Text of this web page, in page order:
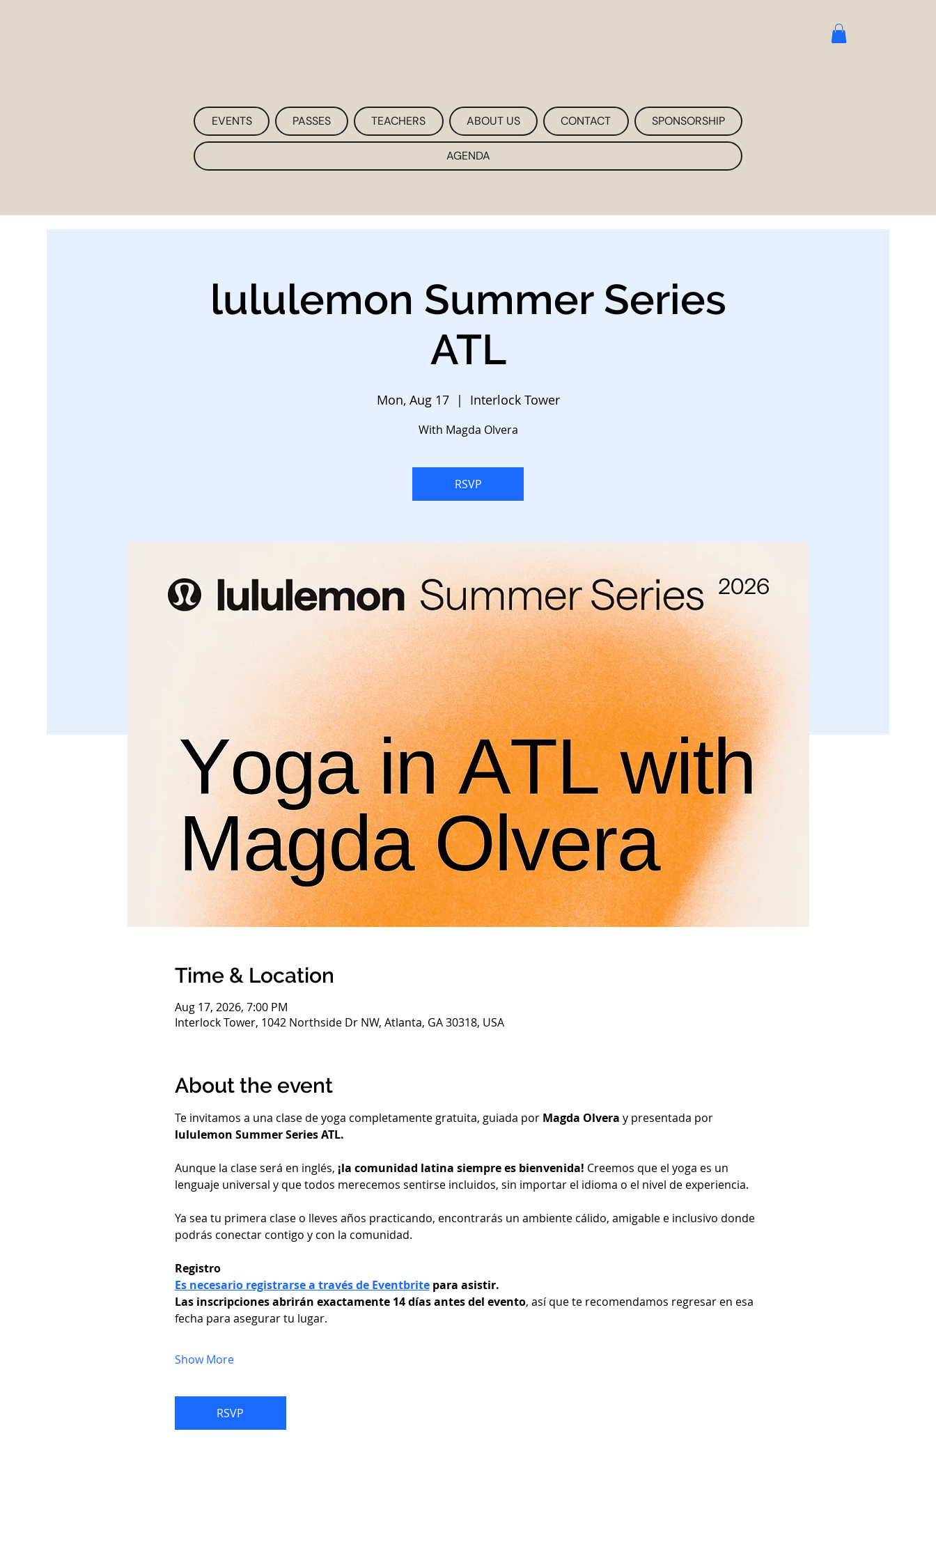
EVENTS PASSES TEACHERS ABOUT US CONTACT SPONSORSHIP
AGENDA
lululemon Summer Series
ATL
Mon, Aug 17
  |
Interlock Tower
With Magda Olvera
RSVP
Time & Location
Aug 17, 2026, 7:00 PM
Interlock Tower, 1042 Northside Dr NW, Atlanta, GA 30318, USA
About the event
Te invitamos a una clase de yoga completamente gratuita, guiada por Magda Olvera y presentada por
lululemon Summer Series ATL.
Aunque la clase será en inglés, ¡la comunidad latina siempre es bienvenida! Creemos que el yoga es un
lenguaje universal y que todos merecemos sentirse incluidos, sin importar el idioma o el nivel de experiencia.
Ya sea tu primera clase o lleves años practicando, encontrarás un ambiente cálido, amigable e inclusivo donde
podrás conectar contigo y con la comunidad.
Registro
Es necesario registrarse a través de Eventbrite para asistir.
Las inscripciones abrirán exactamente 14 días antes del evento, así que te recomendamos regresar en esa
fecha para asegurar tu lugar.
Show More
RSVP